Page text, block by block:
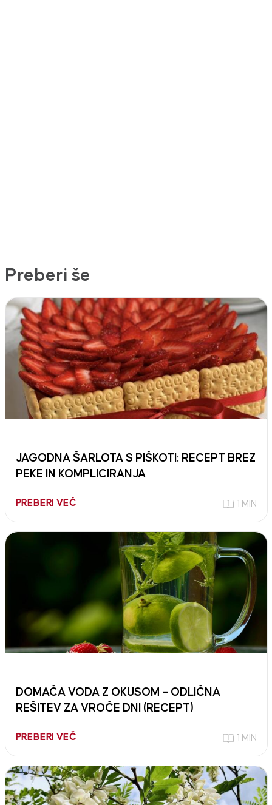
Preberi še
JAGODNA ŠARLOTA S PIŠKOTI: RECEPT BREZ
PEKE IN KOMPLICIRANJA
PREBERI VEČ 1 MIN
DOMAČA VODA Z OKUSOM – ODLIČNA
REŠITEV ZA VROČE DNI (RECEPT)
PREBERI VEČ 1 MIN